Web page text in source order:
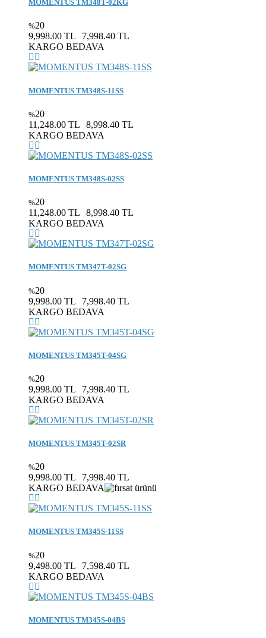
MOMENTUS TM348T-02KG
%20
9,998.00 TL
7,998.40 TL
KARGO BEDAVA
MOMENTUS TM348S-11SS
%20
11,248.00 TL
8,998.40 TL
KARGO BEDAVA
MOMENTUS TM348S-02SS
%20
11,248.00 TL
8,998.40 TL
KARGO BEDAVA
MOMENTUS TM347T-02SG
%20
9,998.00 TL
7,998.40 TL
KARGO BEDAVA
MOMENTUS TM345T-04SG
%20
9,998.00 TL
7,998.40 TL
KARGO BEDAVA
MOMENTUS TM345T-02SR
%20
9,998.00 TL
7,998.40 TL
KARGO BEDAVA
MOMENTUS TM345S-11SS
%20
9,498.00 TL
7,598.40 TL
KARGO BEDAVA
MOMENTUS TM345S-04BS